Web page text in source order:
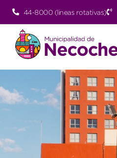
44-8000 (lineas rotativas)